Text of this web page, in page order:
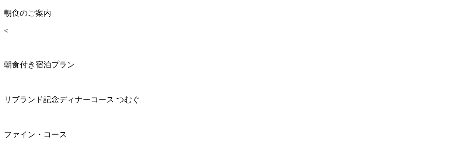
朝食のご案内
<
朝食付き宿泊プラン
リブランド記念ディナーコース つむぐ
ファイン・コース